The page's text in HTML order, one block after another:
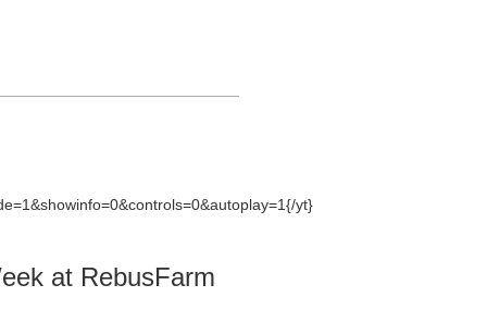
yt}
at RebusFarm